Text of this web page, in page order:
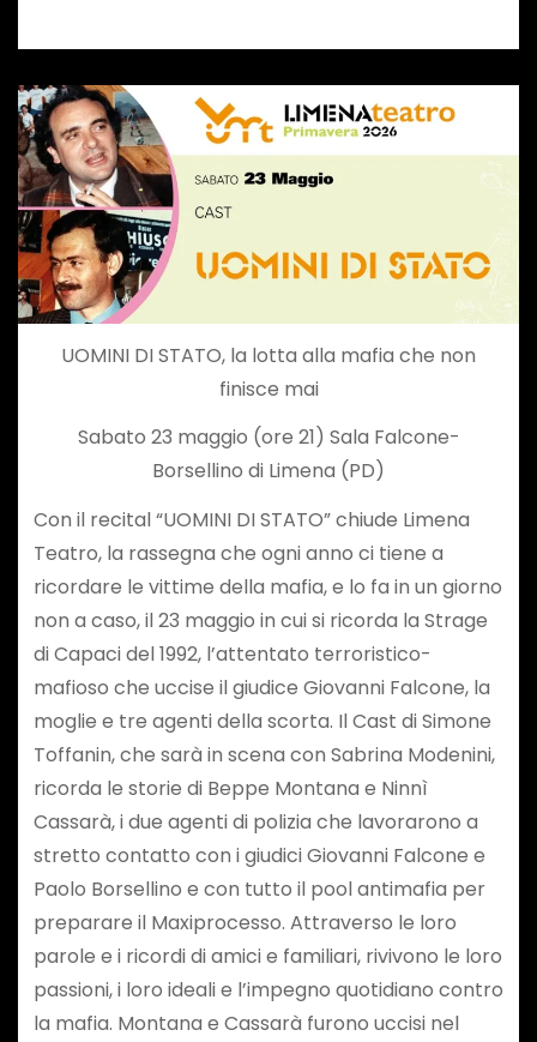
UOMINI DI STATO, la lotta alla mafia che non
finisce mai
Sabato 23 maggio (ore 21) Sala Falcone-
Borsellino di Limena (PD)
Con il recital “UOMINI DI STATO” chiude Limena
Teatro, la rassegna che ogni anno ci tiene a
ricordare le vittime della mafia, e lo fa in un giorno
non a caso, il 23 maggio in cui si ricorda la Strage
di Capaci del 1992, l’attentato terroristico-
mafioso che uccise il giudice Giovanni Falcone, la
moglie e tre agenti della scorta. Il Cast di Simone
Toffanin, che sarà in scena con Sabrina Modenini,
ricorda le storie di Beppe Montana e Ninnì
Cassarà, i due agenti di polizia che lavorarono a
stretto contatto con i giudici Giovanni Falcone e
Paolo Borsellino e con tutto il pool antimafia per
preparare il Maxiprocesso. Attraverso le loro
parole e i ricordi di amici e familiari, rivivono le loro
passioni, i loro ideali e l’impegno quotidiano contro
la mafia. Montana e Cassarà furono uccisi nel